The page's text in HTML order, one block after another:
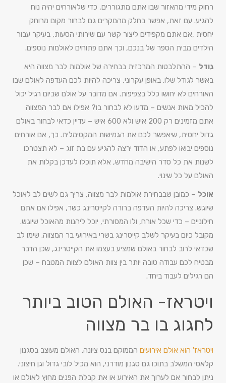
רחוק מידי מהאזור שבו אתם מתגוררים, כדי שלאורחים יהיה נוח
להגיע. עם זאת, אפשר בחלק מהמקרים גם לבחור מקום מרוחק
יחסית ,אם אתם מקפידים ליצור קשר עם שירותי הסעות, בעיקר עבור
הילדים מבית הספר של בנכם, וכך אתם פתוחים לאולמות נוספים.
גודל – ההתלבטות המרכזית בבחירה של אולמות לבר מצווה היא
באשר לגודל שלו. באופן עקרוני, צריכה להיות לכם העדפה לאולם שבו
האורחים לא יחושו כלל בצפיפות. אם מדובר על אולם שביום רגיל יכול
להכיל מאות אנשים – מדעו לא לבחור בו? אפילו אם לבר המצווה
אתם מזמינים רק 200 איש ולא 600 איש – עדיין כדאי לבחור באולם
גדול יחסית, שיאפשר לכם את הגמישות המקסימלית. כך, אם אורחים
נוספים יבואו לפתע, או הדוד ירצה להגיע עם בת זוג – לא תצטרכו
לשנות את כל סדר הישיבה מחדש, אלא תוכלו לעדכן בקלות את
האולם על כל שינוי.
אוכל – כמובן שבבחירת אולמות לבר מצווה, צריך גם לשים לב לאוכל
שיוגש. צריכה להיות העדפה ברורה לקייטרינג כשר, אפילו אם אתם
חילוניים – כדי שכל אורח, ולו המסורתי, יוכל ליהנות מהאוכל שיוגש.
מקובל כיום בעיקר לשלב קייטרינג בשרי באירועי בר המצווה. שימו לב
שכדאי לרוב לבחור באולם שמציע בעצמו את הקייטרינג, שכן הדבר
מבטיח לכם עבודה טובה יותר בין צוות האולם לצוות המטבח – שכן
הם רגילים לעבוד ביחד.
ויטראז- האולם הטוב ביותר
לחגוג בו בר מצווה
ויטראז' הוא אולם אירועים הממוקם בנס ציונה. האולם מעוצב בסגנון
קלאסי המשלב בתוכו גם סגנון מודרני, הוא מכיל לובי גדול וגן חיצוני.
ניתן לבחור אם לערוך את האירוע או את קבלת הפנים מחוץ לאולם או